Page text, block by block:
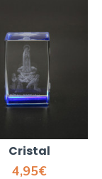
Cristal
4,95€